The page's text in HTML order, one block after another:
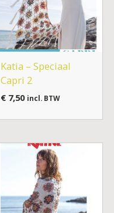
Katia – Speciaal
Capri 2
€7,50 incl. BTW